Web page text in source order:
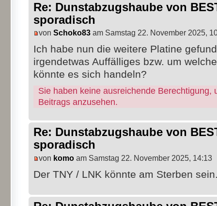
Re: Dunstabzugshaube von
sporadisch
von Schoko83 am Samstag 22. November 2025,
Ich habe nun die weitere Platine
irgendetwas Auffälliges bzw. um
könnte es sich handeln?
Sie haben keine ausreichende Berechtigung,
Beitrags anzusehen.
Re: Dunstabzugshaube von
sporadisch
von komo am Samstag 22. November 2025, 14:13
Der TNY / LNK könnte am Sterben